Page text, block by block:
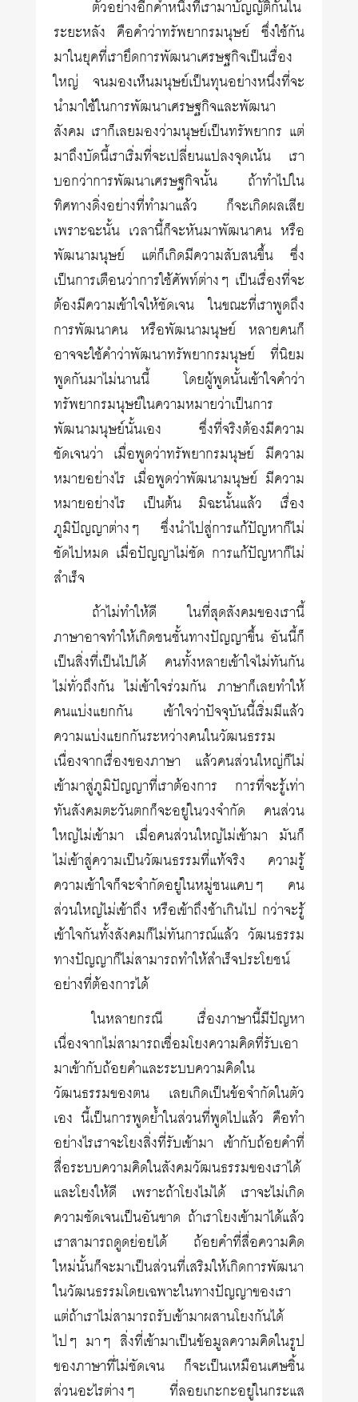
ตัวอย่างอีกคำหนึ่งที่เรามาบัญญัติกันใน
ระยะหลัง คือคำว่าทรัพยากรมนุษย์ ซึ่งใช้กัน
มาในยุคที่เรายึดการพัฒนาเศรษฐกิจเป็นเรื่อง
ใหญ่ จนมองเห็นมนุษย์เป็นทุนอย่างหนึ่งที่จะ
นำมาใช้ในการพัฒนาเศรษฐกิจและพัฒนา
สังคม เราก็เลยมองว่ามนุษย์เป็นทรัพยากร แต่
มาถึงบัดนี้เราเริ่มที่จะเปลี่ยนแปลงจุดเน้น เรา
บอกว่าการพัฒนาเศรษฐกิจนั้น ถ้าทำไปใน
ทิศทางดิ่งอย่างที่ทำมาแล้ว ก็จะเกิดผลเสีย
เพราะฉะนั้น เวลานี้ก็จะหันมาพัฒนาคน หรือ
พัฒนามนุษย์ แต่ก็เกิดมีความสับสนขึ้น ซึ่ง
เป็นการเตือนว่าการใช้ศัพท์ต่างๆ เป็นเรื่องที่จะ
ต้องมีความเข้าใจให้ชัดเจน ในขณะที่เราพูดถึง
การพัฒนาคน หรือพัฒนามนุษย์ หลายคนก็
อาจจะใช้คำว่าพัฒนาทรัพยากรมนุษย์ ที่นิยม
พูดกันมาไม่นานนี้ โดยผู้พูดนั้นเข้าใจคำว่า
ทรัพยากรมนุษย์ในความหมายว่าเป็นการ
พัฒนามนุษย์นั้นเอง ซึ่งที่จริงต้องมีความ
ชัดเจนว่า เมื่อพูดว่าทรัพยากรมนุษย์ มีความ
หมายอย่างไร เมื่อพูดว่าพัฒนามนุษย์ มีความ
หมายอย่างไร เป็นต้น มิฉะนั้นแล้ว เรื่อง
ภูมิปัญญาต่างๆ ซึ่งนำไปสู่การแก้ปัญหาก็ไม่
ชัดไปหมด เมื่อปัญญาไม่ชัด การแก้ปัญหาก็ไม่
สำเร็จ
ถ้าไม่ทำให้ดี ในที่สุดสังคมของเรานี้
ภาษาอาจทำให้เกิดชนชั้นทางปัญญาขึ้น อันนี้ก็
เป็นสิ่งที่เป็นไปได้ คนทั้งหลายเข้าใจไม่ทันกัน
ไม่ทั่วถึงกัน ไม่เข้าใจร่วมกัน ภาษาก็เลยทำให้
คนแบ่งแยกกัน เข้าใจว่าปัจจุบันนี้เริ่มมีแล้ว
ความแบ่งแยกกันระหว่างคนในวัฒนธรรม
เนื่องจากเรื่องของภาษา แล้วคนส่วนใหญ่ก็ไม่
เข้ามาสู่ภูมิปัญญาที่เราต้องการ การที่จะรู้เท่า
ทันสังคมตะวันตกก็จะอยู่ในวงจำกัด คนส่วน
ใหญ่ไม่เข้ามา เมื่อคนส่วนใหญ่ไม่เข้ามา มันก็
ไม่เข้าสู่ความเป็นวัฒนธรรมที่แท้จริง ความรู้
ความเข้าใจก็จะจำกัดอยู่ในหมู่ชนแคบๆ คน
ส่วนใหญ่ไม่เข้าถึง หรือเข้าถึงช้าเกินไป กว่าจะรู้
เข้าใจกันทั้งสังคมก็ไม่ทันการณ์แล้ว วัฒนธรรม
ทางปัญญาก็ไม่สามารถทำให้สำเร็จประโยชน์
อย่างที่ต้องการได้
ในหลายกรณี เรื่องภาษานี้มีปัญหา
เนื่องจากไม่สามารถเชื่อมโยงความคิดที่รับเอา
มาเข้ากับถ้อยคำและระบบความคิดใน
วัฒนธรรมของตน เลยเกิดเป็นข้อจำกัดในตัว
เอง นี้เป็นการพูดย้ำในส่วนที่พูดไปแล้ว คือทำ
อย่างไรเราจะโยงสิ่งที่รับเข้ามา เข้ากับถ้อยคำที่
สื่อระบบความคิดในสังคมวัฒนธรรมของเราได้
และโยงให้ดี เพราะถ้าโยงไม่ได้ เราจะไม่เกิด
ความชัดเจนเป็นอันขาด ถ้าเราโยงเข้ามาได้แล้ว
เราสามารถดูดย่อยได้ ถ้อยคำที่สื่อความคิด
ใหม่นั้นก็จะมาเป็นส่วนที่เสริมให้เกิดการพัฒนา
ในวัฒนธรรมโดยเฉพาะในทางปัญญาของเรา
แต่ถ้าเราไม่สามารถรับเข้ามาผสานโยงกันได้
ไปๆ มาๆ สิ่งที่เข้ามาเป็นข้อมูลความคิดในรูป
ของภาษาที่ไม่ชัดเจน ก็จะเป็นเหมือนเศษชิ้น
ส่วนอะไรต่างๆ ที่ลอยเกะกะอยู่ในกระแส